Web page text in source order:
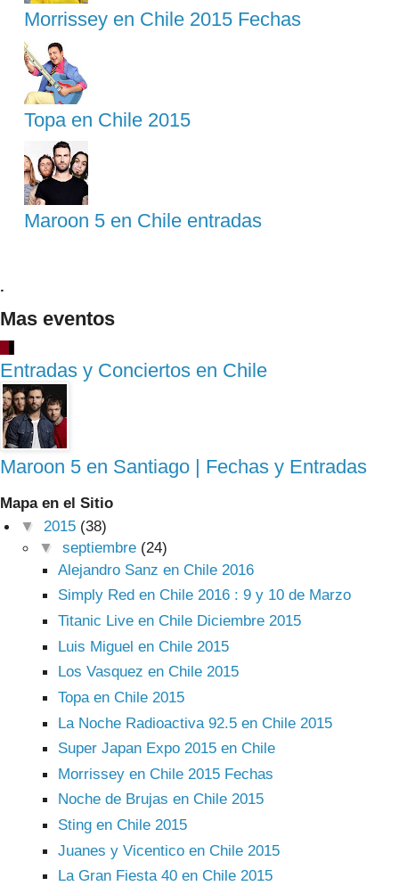
Morrissey en Chile 2015 Fechas
Topa en Chile 2015
Maroon 5 en Chile entradas
.
Mas eventos
Entradas y Conciertos en Chile
Maroon 5 en Santiago | Fechas y Entradas
Mapa en el Sitio
▼ 2015 (38)
▼septiembre (24)
Alejandro Sanz en Chile 2016
Simply Red en Chile 2016 : 9 y 10 de Marzo
Titanic Live en Chile Diciembre 2015
Luis Miguel en Chile 2015
Los Vasquez en Chile 2015
Topa en Chile 2015
La Noche Radioactiva 92.5 en Chile 2015
Super Japan Expo 2015 en Chile
Morrissey en Chile 2015 Fechas
Noche de Brujas en Chile 2015
Sting en Chile 2015
Juanes y Vicentico en Chile 2015
La Gran Fiesta 40 en Chile 2015